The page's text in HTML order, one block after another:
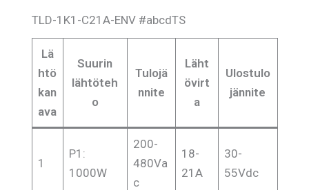
TLD-1K1-C21A-ENV #abcdTS
Lä
htö
kan
ava
Suurin
lähtöteh
o
Tulojä
nnite
Läht
övirt
a
Ulostulo
jännite
1
P1:
1000W
200-
480Va
c
18-
21A
30-
55Vdc